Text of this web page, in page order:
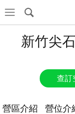
新竹尖
查訂
營區介紹 營位介